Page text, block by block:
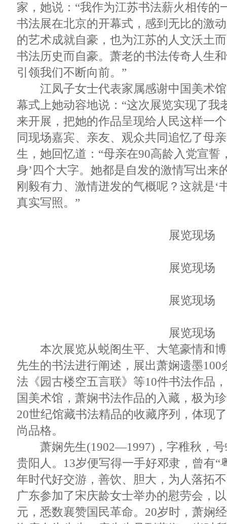
家，她说：“我作为江苏书法薪火相传的
书法展在北京的开幕式，感到无比的激
的艺术成就自豪，也为江苏的人文沃土
书法历史而自豪。萧老的书法传奇人生
引领我们不断向前。”
江凤子女士代表家属感谢中国美术馆
幕式上她动容地说：“这次展览实现了我
来开展，把她的作品呈现给人民这样一
同现场嘉宾、亲友、观众共同追忆了母
生，她回忆道：“母亲在90高龄入党宣誓
身’四个大字。她都是自发的激情写出来
刚毅有力、激情迸发的气概呢？这就是‘
真实写照。”
展览现场
展览现场
展览现场
展览现场
本次展览从蜕阁生平、大笔豪情和博
先生的书法进行阐述，展出萧娴遗墨100
法《园古楼空五言联》等10件书法作品
国美术馆，萧娴书法作品的入藏，极为
20世纪馆藏书法精品的收藏序列，体现
尚品格。
萧娴先生(1902—1997)，字稚秋，号
贵阳人。13岁便写得一手好邓隶，曾有“
年时代好交游，善饮、胆大，为人落拓
广东参加了宋庆龄女士举办的慰劳会，
元，悉数襄赞国民革命。20岁时，萧娴